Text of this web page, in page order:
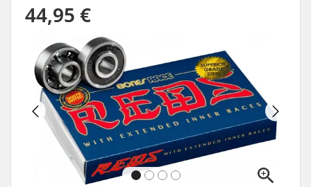
44,95 €